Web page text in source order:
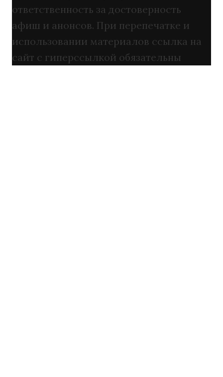
ответственность за достоверность
афиш и анонсов. При перепечатке и
использовании материалов ссылка на
сайт с гиперссылкой обязательны